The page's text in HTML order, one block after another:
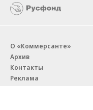
О «Коммерсанте»
Архив
Контакты
Реклама